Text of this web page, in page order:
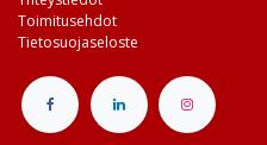
Toimitusehdot
Tietosuojaseloste